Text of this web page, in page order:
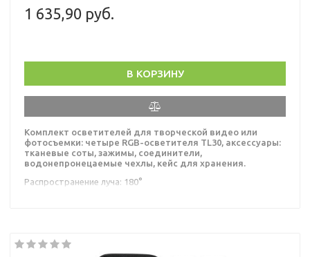
1 635,90 руб.
В КОРЗИНУ
Комплект осветителей для творческой видео или
фотосъемки: четыре RGB-осветителя TL30, аксессуары:
тканевые соты, зажимы, соединители,
водонепронецаемые чехлы, кейс для хранения.
Распространение луча: 180°
Подробнее о модели »